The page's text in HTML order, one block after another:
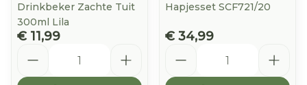
Drinkbeker Zachte Tuit
300ml Lila
€ 11,99
Hapjesset SCF721/20
€ 34,99